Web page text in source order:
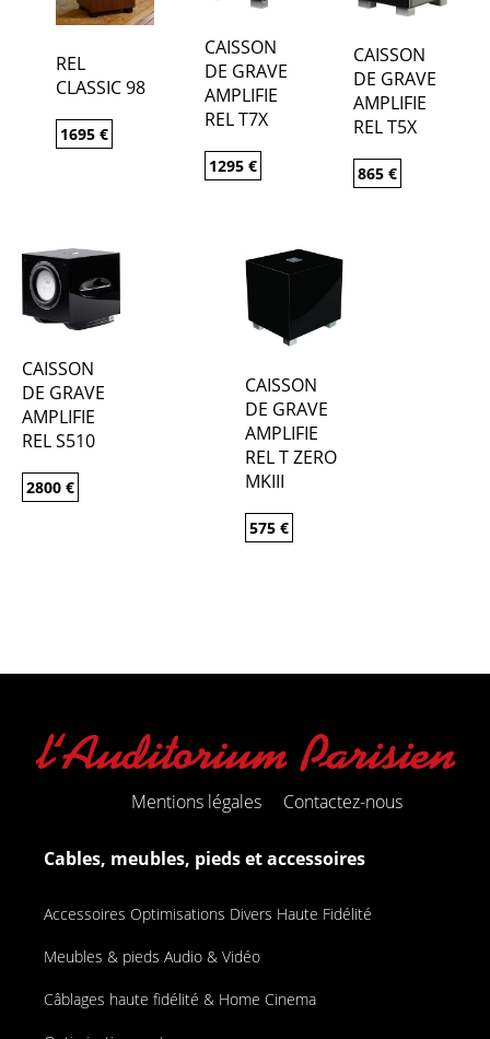
REL
CLASSIC 98
1695 €
CAISSON
DE GRAVE
AMPLIFIE
REL T7X
1295 €
CAISSON
DE GRAVE
AMPLIFIE
REL T5X
865 €
CAISSON
DE GRAVE
AMPLIFIE
REL S510
2800 €
CAISSON
DE GRAVE
AMPLIFIE
REL T ZERO
MKIII
575 €
Mentions légales Contactez-nous
Cables, meubles, pieds et accessoires
Accessoires Optimisations Divers Haute Fidélité
Meubles & pieds Audio & Vidéo
Câblages haute fidélité & Home Cinema